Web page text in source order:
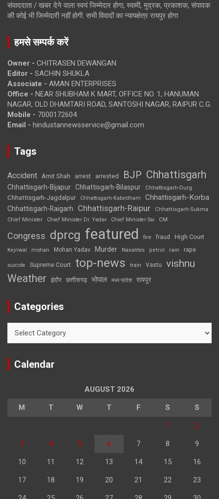
संवाददाता / खबर देने वाला स्वयं जिम्मेदार होगा, स्वामी, मुद्रक, प्रकाशक, संपादक
की कोई भी जिम्मेदारी नहीं होगी. सभी विवादों का न्यायक्षेत्र रायपुर होगा
हमसे सम्पर्क करें
Owner - CHITRASEN DEWANGAN
Editor - SACHIN SHUKLA
Associate - AMAN ENTERPRISES
Office - NEAR SHUBHAM K MART, OFFICE NO. 1, HANUMAN
NAGAR, OLD DHAMTARI ROAD, SANTOSHI NAGAR, RAIPUR C.G.
Mobile - 7000172604
Email - hindustannewsservice@gmail.com
Tags
Accident Amit Shah arrest arrested BJP Chhattisgarh
Chhattisgarh-Bijapur Chhattisgarh-Bilaspur Chhattisgarh-Durg
Chhattisgarh-Jagdalpur Chhattisgarh-Kabirdham Chhattisgarh-Korba
Chhattisgarh-Raigarh Chhattisgarh-Raipur
Chhattisgarh-Sukma
Chief Minister
Chief Minister Dr. Yadav Chief Minister Sai CM
Congress dprcg featured fire fraud High Court
Kejriwal mohan Mohan Yadav Murder Naxalites petrol rain rape
suicide Supreme Court top-news train Vastu vishnu
Weather इंदौर छत्तीसगढ़ भोपाल मध्य प्रदेश रायपुर
Categories
Calendar
AUGUST 2026
M T W T F S S
1 2
3 4 5 6 7 8 9
10 11 12 13 14 15 16
17 18 19 20 21 22 23